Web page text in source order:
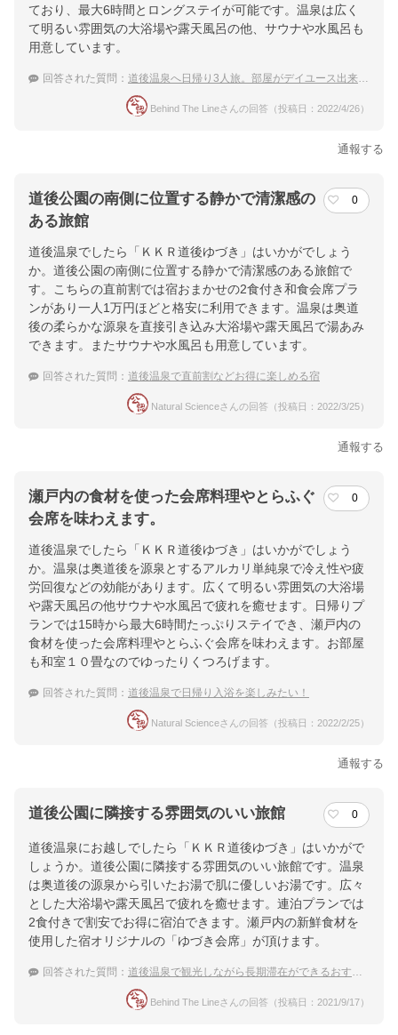
ており、最大6時間とロングステイが可能です。温泉は広く
て明るい雰囲気の大浴場や露天風呂の他、サウナや水風呂も
用意しています。
回答された質問： 道後温泉へ日帰り3人旅。部屋がデイユース出来る温泉宿を教えて。
Behind The Lineさんの回答（投稿日：2022/4/26）
通報する
道後公園の南側に位置する静かで清潔感の
ある旅館
0
道後温泉でしたら「ＫＫＲ道後ゆづき」はいかがでしょう
か。道後公園の南側に位置する静かで清潔感のある旅館で
す。こちらの直前割では宿おまかせの2食付き和食会席プラ
ンがあり一人1万円ほどと格安に利用できます。温泉は奥道
後の柔らかな源泉を直接引き込み大浴場や露天風呂で湯あみ
できます。またサウナや水風呂も用意しています。
回答された質問： 道後温泉で直前割などお得に楽しめる宿
Natural Scienceさんの回答（投稿日：2022/3/25）
通報する
瀬戸内の食材を使った会席料理やとらふぐ
会席を味わえます。
0
道後温泉でしたら「ＫＫＲ道後ゆづき」はいかがでしょう
か。温泉は奥道後を源泉とするアルカリ単純泉で冷え性や疲
労回復などの効能があります。広くて明るい雰囲気の大浴場
や露天風呂の他サウナや水風呂で疲れを癒せます。日帰りプ
ランでは15時から最大6時間たっぷりステイでき、瀬戸内の
食材を使った会席料理やとらふぐ会席を味わえます。お部屋
も和室１０畳なのでゆったりくつろげます。
回答された質問： 道後温泉で日帰り入浴を楽しみたい！
Natural Scienceさんの回答（投稿日：2022/2/25）
通報する
道後公園に隣接する雰囲気のいい旅館 0
道後温泉にお越しでしたら「ＫＫＲ道後ゆづき」はいかがで
しょうか。道後公園に隣接する雰囲気のいい旅館です。温泉
は奥道後の源泉から引いたお湯で肌に優しいお湯です。広々
とした大浴場や露天風呂で疲れを癒せます。連泊プランでは
2食付きで割安でお得に宿泊できます。瀬戸内の新鮮食材を
使用した宿オリジナルの「ゆづき会席」が頂けます。
回答された質問： 道後温泉で観光しながら長期滞在ができるおすすめの温泉宿は？
Behind The Lineさんの回答（投稿日：2021/9/17）